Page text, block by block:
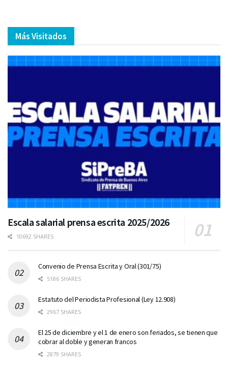
Más Visitados
Escala salarial prensa escrita 2025/2026
10692 SHARES
Convenio de Prensa Escrita y Oral (301/75)
5186 SHARES
Estatuto del Periodista Profesional (Ley 12.908)
2967 SHARES
El 25 de diciembre y el 1 de enero son feriados, se tienen que
cobrar al doble y generan francos
2879 SHARES